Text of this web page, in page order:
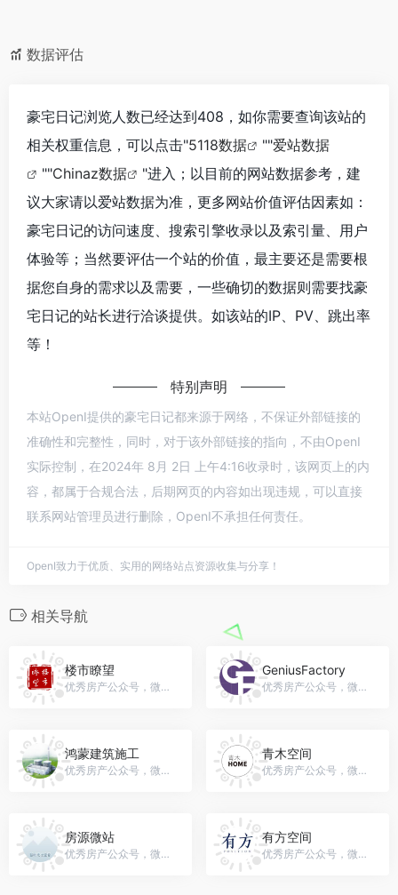
数据评估
豪宅日记浏览人数已经达到408，如你需要查询该站的
相关权重信息，可以点击"5118数据 ""爱站数据
""Chinaz数据
"进入；以目前的网站数据参考，建
议大家请以爱站数据为准，更多网站价值评估因素如：
豪宅日记的访问速度、搜索引擎收录以及索引量、用户
体验等；当然要评估一个站的价值，最主要还是需要根
据您自身的需求以及需要，一些确切的数据则需要找豪
宅日记的站长进行洽谈提供。如该站的IP、PV、跳出率
等！
特别声明
本站OpenI提供的豪宅日记都来源于网络，不保证外部链接的
准确性和完整性，同时，对于该外部链接的指向，不由OpenI
实际控制，在2024年 8月 2日 上午4:16收录时，该网页上的内
容，都属于合规合法，后期网页的内容如出现违规，可以直接
联系网站管理员进行删除，OpenI不承担任何责任。
OpenI致力于优质、实用的网络站点资源收集与分享！
相关导航
楼市瞭望
优秀房产公众号，微信号：loushiliaowang
GeniusFactory
优秀房产公众号，微信号：genius_factory
鸿蒙建筑施工
优秀房产公众号，微信号：lgj79999
青木空间
优秀房产公众号，微信号：gh_ab7f99ef1643
房源微站
优秀房产公众号，微信号：fangyuan_app
有方空间
优秀房产公众号，微信号：youfang502